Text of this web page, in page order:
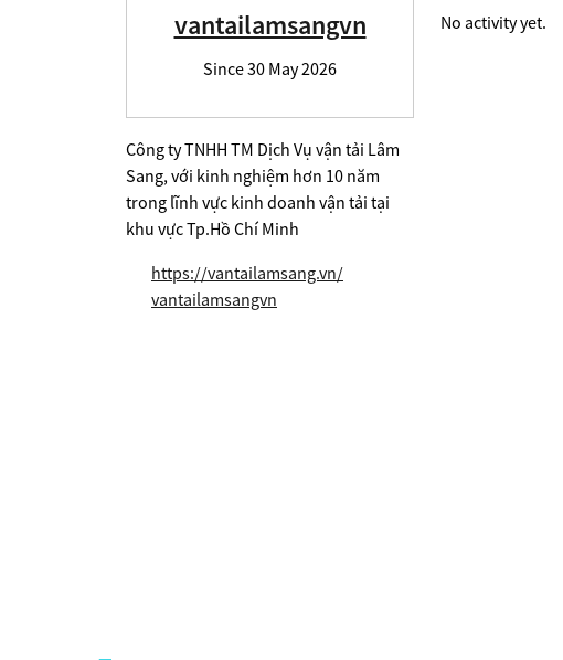
vantailamsangvn
Since30 May 2026
Công ty TNHH TM Dịch Vụ vận tải Lâm
Sang, với kinh nghiệm hơn 10 năm
trong lĩnh vực kinh doanh vận tải tại
khu vực Tp.Hồ Chí Minh
https://vantailamsang.vn/
vantailamsangvn
No activity yet.